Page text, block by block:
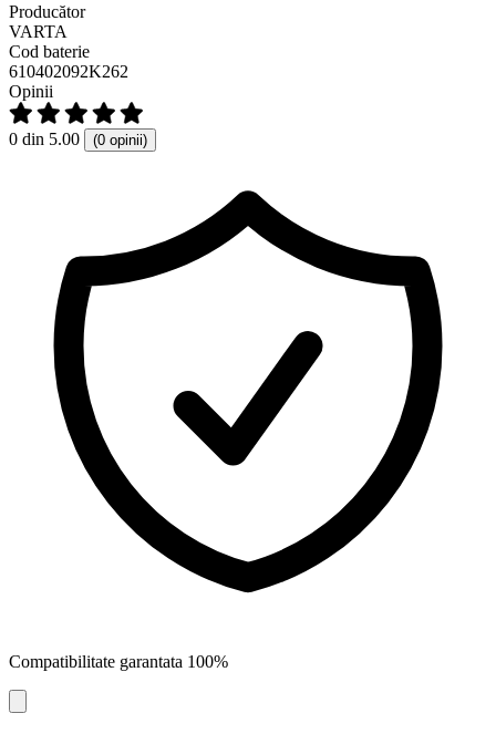
Producător
VARTA
Cod baterie
610402092K262
Opinii
0 din 5.00 (0 opinii)
Compatibilitate garantata 100%